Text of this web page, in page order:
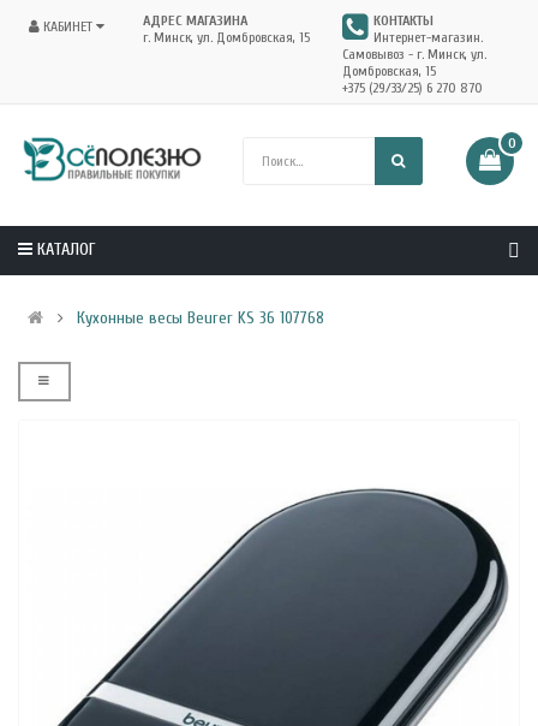
КАБИНЕТ
АДРЕС МАГАЗИНА
г. Минск, ул. Домбровская, 15
КОНТАКТЫ
Интернет-магазин.
Самовывоз - г. Минск, ул.
Домбровская, 15
+375 (29/33/25) 6 270 870
0
КАТАЛОГ
Кухонные весы Beurer KS 36 107768